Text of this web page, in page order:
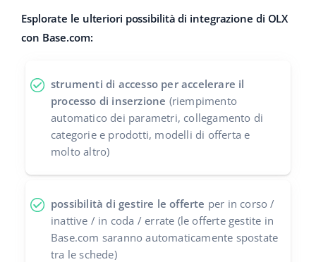
Altro
Collaborazione e partner
Contatto
español (AR)
Français
Italiano
português (BR)
română
Esplorate le ulteriori possibilità di integrazione di OLX
con Base.com:
strumenti di accesso per accelerare il
processo di inserzione (riempimento
automatico dei parametri, collegamento di
categorie e prodotti, modelli di offerta e
molto altro)
possibilità di gestire le offerte per in corso /
inattive / in coda / errate (le offerte gestite in
Base.com saranno automaticamente spostate
tra le schede)